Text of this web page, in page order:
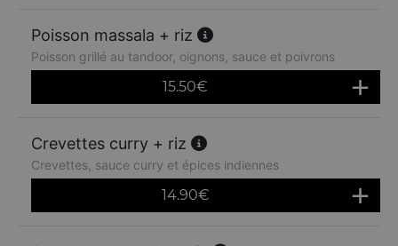
Poisson massala + riz
Poisson grillé au tandoor, oignons, sauce et poivrons
15.50€
Crevettes curry + riz
Crevettes, sauce curry et épices indiennes
14.90€